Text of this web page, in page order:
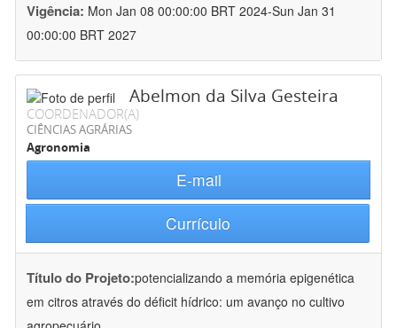
Vigência: Mon Jan 08 00:00:00 BRT 2024-Sun Jan 31
00:00:00 BRT 2027
Abelmon da Silva Gesteira
COORDENADOR(A)
CIÊNCIAS AGRÁRIAS
Agronomia
E-mail
Currículo
Título do Projeto:potencializando a memória epigenética
em citros através do déficit hídrico: um avanço no cultivo